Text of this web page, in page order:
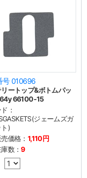
号 010696
ートップ&ボトムパッ
64y 66100-15
：
ジェームズガ
)
価格： 1,110円
数：9